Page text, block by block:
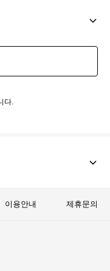
다.
이용안내 제휴문의